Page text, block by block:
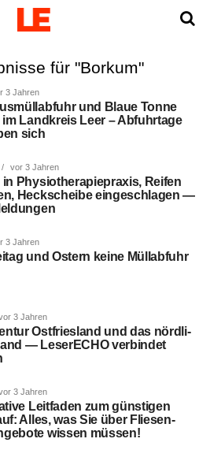
für "Borkum"
3 Jahren
und Blaue Ton­ne
im Land­kreis Leer – Abfuhr­ta­ge
sich
vor 3 Jahren
in Phy­sio­the­ra­pie­pra­xis, Rei­fen
Heck­schei­be ein­ge­schla­gen —
3 Jahren
und Ostern kei­ne Müllabfuhr
3 Jahren
Ost­fries­land und das nörd­li­
— Lese­r­ECHO ver­bin­det
3 Jahren
Leit­fa­den zum güns­ti­gen
Alles, was Sie über Flie­sen-
wis­sen müssen!